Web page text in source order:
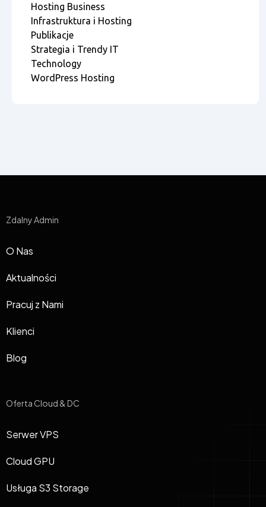
Hosting Business
Infrastruktura i Hosting
Publikacje
Strategia i Trendy IT
Technology
WordPress Hosting
Zdalny Admin
O Nas
Aktualności
Pracuj z Nami
Klienci
Blog
Oferta Cloud & DC
Serwer VPS
Cloud GPU
Usługa S3 Storage